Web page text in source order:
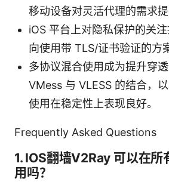
移动设备对灵活代理的需求提
iOS 平台上对隐私保护的关
向使用带 TLS/证书验证的方
多协议混合使用成为提升穿透
VMess 与 VLESS 的结合，
使用在稳定性上表现良好。
Frequently Asked Questions
1. IOS翻墙V2Ray 可以在
用吗？